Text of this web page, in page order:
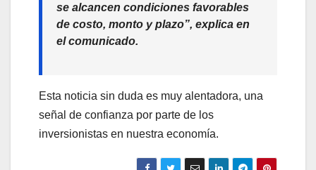
se alcancen condiciones favorables
de costo, monto y plazo”, explica en
el comunicado.
Esta noticia sin duda es muy alentadora, una
señal de confianza por parte de los
inversionistas en nuestra economía.